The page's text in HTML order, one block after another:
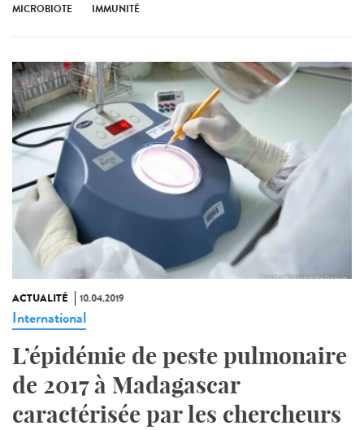
MICROBIOTE IMMUNITÉ
ACTUALITÉ 10.04.2019
International
L’épidémie de peste pulmonaire
de 2017 à Madagascar
caractérisée par les chercheurs